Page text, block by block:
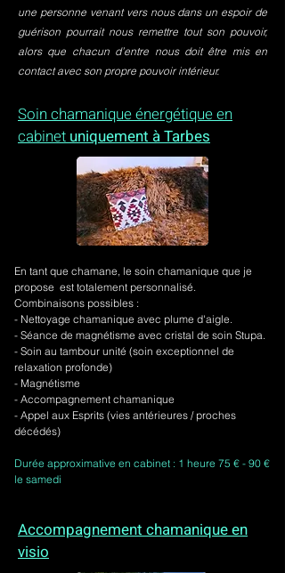
une personne venant vers nous dans un espoir de
guérison pourrait nous remettre tout son pouvoir,
alors que chacun d’entre nous doit être mis en
contact avec son propre pouvoir intérieur.
Soin chamanique énergétique en
cabinet uniquement à Tarbes
En tant que chamane, le soin chamanique que je
propose est totalement personnalisé.
Combinaisons possibles :
- Nettoyage chamanique avec plume d'aigle.
- Séance de magnétisme avec cristal de soin Stupa.
- Soin au tambour unité (soin exceptionnel de
relaxation profonde)
- Magnétisme
- Accompagnement chamanique
- Appel aux Esprits (vies antérieures / proches
décédés)
Durée approximative en cabinet : 1 heure 75 € - 90 €
le samedi
Accompagnement chamanique en
visio